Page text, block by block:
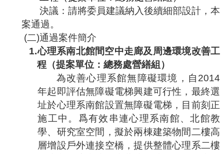
決議： 請將委員建議納入後續細部設計，本
案通過。
(二)通過案件簡介
1.心理系南北館間空中走廊及周邊環境改善工
程（提案單位：總務處營繕組）
為改善心理系館無障礙環境，自 2014
年起即評估無障礙電梯興建可行性，最終選
址於心理系南館設置無障礙電梯，目前刻正
施工中。爲有效串連心理系南館、北館教
學、研究室空間，擬於兩棟建築物間二樓高
層增設戶外連接空橋，提供整體心理系二樓